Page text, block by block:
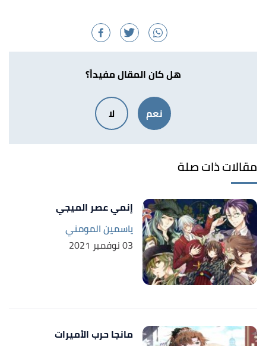
هل كان المقال مفيداً؟
نعم لا
مقالات ذات صلة
إنمي عصر الميجي
ياسمين المومني
03 نوفمبر 2021
مانجا حرب الأميرات